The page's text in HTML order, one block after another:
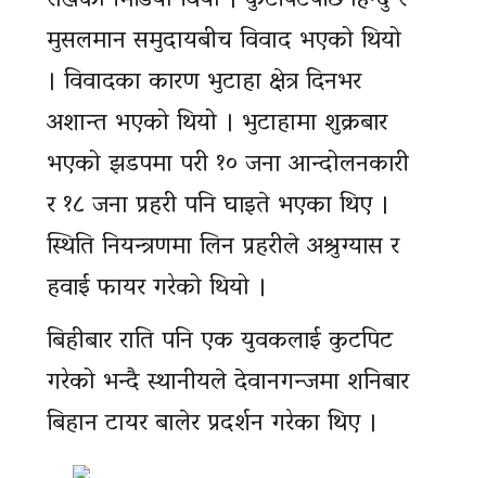
मुसलमान समुदायबीच विवाद भएको थियो
। विवादका कारण भुटाहा क्षेत्र दिनभर
अशान्त भएको थियो । भुटाहामा शुक्रबार
भएको झडपमा परी १० जना आन्दोलनकारी
र १८ जना प्रहरी पनि घाइते भएका थिए ।
स्थिति नियन्त्रणमा लिन प्रहरीले अश्रुग्यास र
हवाई फायर गरेको थियो ।
बिहीबार राति पनि एक युवकलाई कुटपिट
गरेको भन्दै स्थानीयले देवानगन्जमा शनिबार
बिहान टायर बालेर प्रदर्शन गरेका थिए ।